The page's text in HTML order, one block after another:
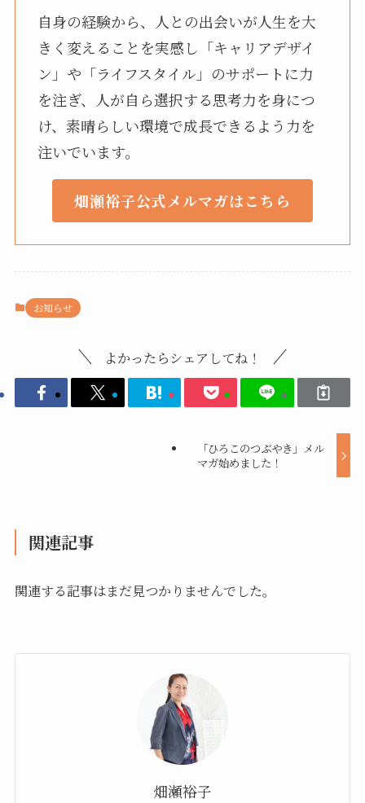
自身の経験から、人との出会いが人生を大
きく変えることを実感し「キャリアデザイ
ン」や「ライフスタイル」のサポートに力
を注ぎ、人が自ら選択する思考力を身につ
け、素晴らしい環境で成長できるよう力を
注いでいます。
畑瀬裕子公式メルマガはこちら
お知らせ
よかったらシェアしてね！
「ひろこのつぶやき」メル
マガ始めました！
関連記事
関連する記事はまだ見つかりませんでした。
畑瀬裕子